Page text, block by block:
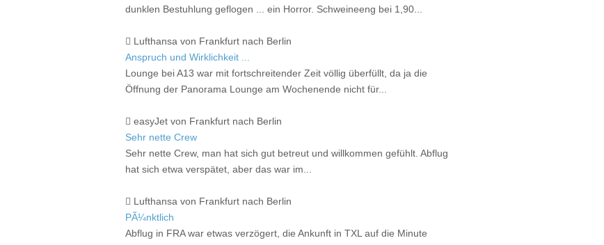
dunklen Bestuhlung geflogen ... ein Horror. Schweineeng bei 1,90...
Lufthansa von Frankfurt nach Berlin
Anspruch und Wirklichkeit ...
Lounge bei A13 war mit fortschreitender Zeit völlig überfüllt, da ja die
Öffnung der Panorama Lounge am Wochenende nicht für...
easyJet von Frankfurt nach Berlin
Sehr nette Crew
Sehr nette Crew, man hat sich gut betreut und willkommen gefühlt. Abflug
hat sich etwa verspätet, aber das war im...
Lufthansa von Frankfurt nach Berlin
PÃ¼nktlich
Abflug in FRA war etwas verzögert, die Ankunft in TXL auf die Minute